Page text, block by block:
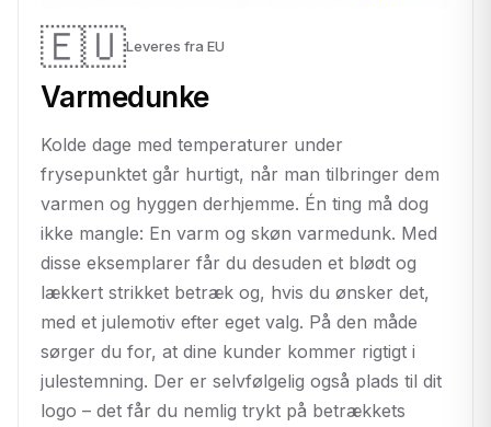
🇪🇺Leveres fra EU
Varmedunke
Kolde dage med temperaturer under
frysepunktet går hurtigt, når man tilbringer dem
varmen og hyggen derhjemme. Én ting må dog
ikke mangle: En varm og skøn varmedunk. Med
disse eksemplarer får du desuden et blødt og
lækkert strikket betræk og, hvis du ønsker det,
med et julemotiv efter eget valg. På den måde
sørger du for, at dine kunder kommer rigtigt i
julestemning. Der er selvfølgelig også plads til dit
logo – det får du nemlig trykt på betrækkets